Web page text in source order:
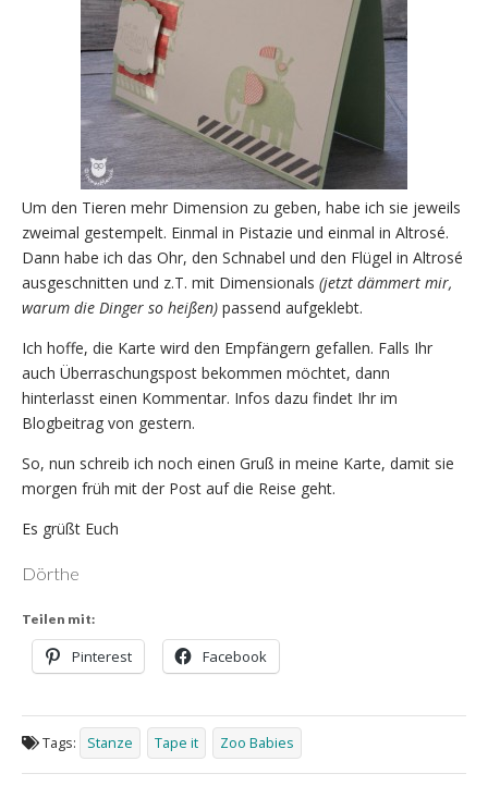
Um den Tieren mehr Dimension zu geben, habe ich sie jeweils
zweimal gestempelt. Einmal in Pistazie und einmal in Altrosé.
Dann habe ich das Ohr, den Schnabel und den Flügel in Altrosé
ausgeschnitten und z.T. mit Dimensionals (jetzt dämmert mir,
warum die Dinger so heißen) passend aufgeklebt.
Ich hoffe, die Karte wird den Empfängern gefallen. Falls Ihr
auch Überraschungspost bekommen möchtet, dann
hinterlasst einen Kommentar. Infos dazu findet Ihr im
Blogbeitrag von gestern.
So, nun schreib ich noch einen Gruß in meine Karte, damit sie
morgen früh mit der Post auf die Reise geht.
Es grüßt Euch
Dörthe
Teilen mit:
Pinterest Facebook
Tags: Stanze Tape it Zoo Babies